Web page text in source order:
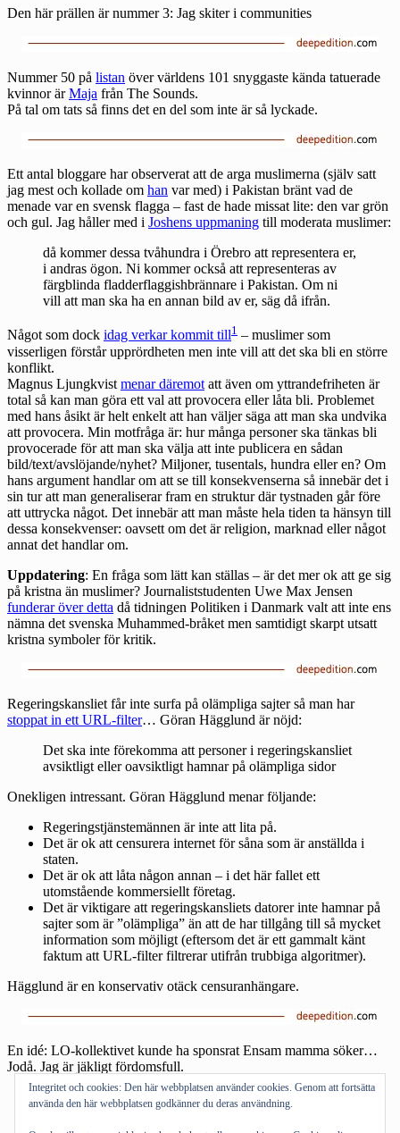
Den här prällen är nummer 3: Jag skiter i communities
Nummer 50 på listan över världens 101 snyggaste kända tatuerade
kvinnor ärMaja från The Sounds.
På tal om tats så finns det en del som inte är så lyckade.
Ett antal bloggare har observerat att de arga muslimerna (själv satt
jag mest och kollade om han var med) i Pakistan bränt vad de
menade var en svensk flagga – fast de hade missat lite: den var grön
och gul. Jag håller med i Joshens uppmaning till moderata muslimer:
då kommer dessa tvåhundra i Örebro att representera er,
i andras ögon. Ni kommer också att representeras av
färgblinda fladderflaggishbrännare i Pakistan. Om ni
vill att man ska ha en annan bild av er, säg då ifrån.
Något som dock idag verkar kommit till1 – muslimer som
visserligen förstår upprördheten men inte vill att det ska bli en större
konflikt.
Magnus Ljungkvist menar däremot att även om yttrandefriheten är
total så kan man göra ett val att provocera eller låta bli. Problemet
med hans åsikt är helt enkelt att han väljer säga att man ska undvika
att provocera. Min motfråga är: hur många personer ska tänkas bli
provocerade för att man ska välja att inte publicera en sådan
bild/text/avslöjande/nyhet? Miljoner, tusentals, hundra eller en? Om
hans argument handlar om att se till konsekvenserna så innebär det i
sin tur att man generaliserar fram en struktur där tystnaden går före
att uttrycka något. Det innebär att man måste hela tiden ta hänsyn till
dessa konsekvenser: oavsett om det är religion, marknad eller något
annat det handlar om.
Uppdatering: En fråga som lätt kan ställas – är det mer ok att ge sig
på kristna än muslimer? Journaliststudenten Uwe Max Jensen
funderar över detta då tidningen Politiken i Danmark valt att inte ens
nämna det svenska Muhammed-bråket men samtidigt skarpt utsatt
kristna symboler för kritik.
Regeringskansliet får inte surfa på olämpliga sajter så man har
stoppat in ett URL-filter… Göran Hägglund är nöjd:
Det ska inte förekomma att personer i regeringskansliet
avsiktligt eller oavsiktligt hamnar på olämpliga sidor
Onekligen intressant. Göran Hägglund menar följande:
Regeringstjänstemännen är inte att lita på.
Det är ok att censurera internet för såna som är anställda i
staten.
Det är ok att låta någon annan – i det här fallet ett
utomstående kommersiellt företag.
Det är viktigare att regeringskansliets datorer inte hamnar på
sajter som är ”olämpliga” än att de har tillgång till så mycket
information som möjligt (eftersom det är ett gammalt känt
faktum att URL-filter filtrerar utifrån trubbiga algoritmer).
Hägglund är en konservativ otäck censuranhängare.
En idé: LO-kollektivet kunde ha sponsrat Ensam mamma söker…
Jodå. Jag är jäkligt fördomsfull.
Att DN tar upp frågan är ju onekligen intressant i ljuset av
eget censurerande av Twinglylänkar [↩
Integritet och cookies: Den här webbplatsen använder cookies. Genom att fortsätta
använda den här webbplatsen godkänner du deras användning.